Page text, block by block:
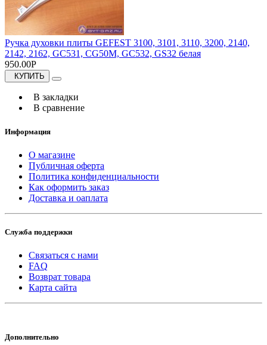
Ручка духовки плиты GEFEST 3100, 3101, 3110, 3200, 2140,
2142, 2162, GC531, CG50M, GC532, GS32 белая
950.00Р
КУПИТЬ
В закладки
В сравнение
Информация
О магазине
Публичная оферта
Политика конфиденциальности
Как оформить заказ
Доставка и оаплата
Служба поддержки
Связаться с нами
FAQ
Возврат товара
Карта сайта
Дополнительно